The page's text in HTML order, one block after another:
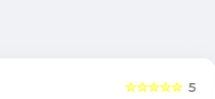
5
☆☆☆☆☆